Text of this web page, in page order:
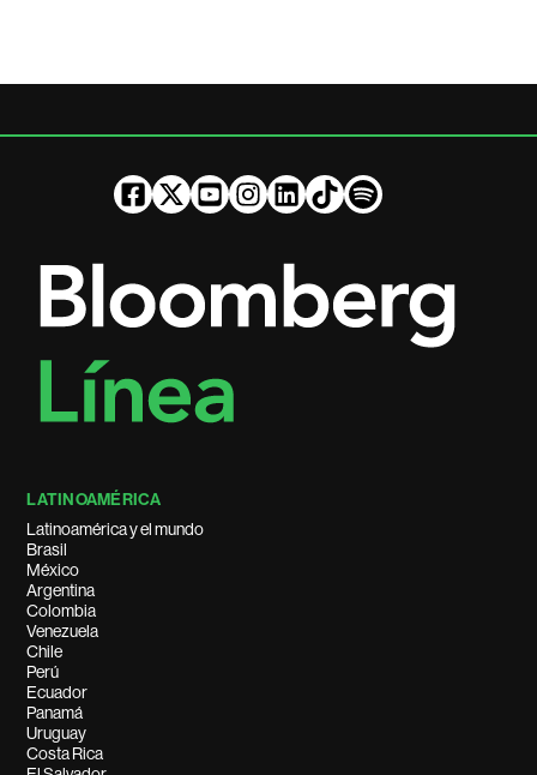
LATINOAMÉRICA
Latinoamérica y el mundo
Brasil
México
Argentina
Colombia
Venezuela
Chile
Perú
Ecuador
Panamá
Uruguay
Costa Rica